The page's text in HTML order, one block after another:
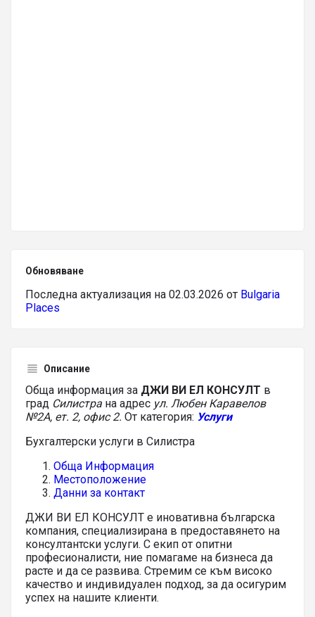
Обновяване
Последна актуализация на 02.03.2026 от Bulgaria
Places
Описание
Обща информация за ДЖИ ВИ ЕЛ КОНСУЛТ в
град Силистра на адрес ул. Любен Каравелов
№2А, ет. 2, офис 2. От категория: Услуги
Бухгалтерски услуги в Силистра
Обща Информация
Местоположение
Данни за контакт
ДЖИ ВИ ЕЛ КОНСУЛТ е иновативна българска
компания, специализирана в предоставянето на
консултантски услуги. С екип от опитни
професионалисти, ние помагаме на бизнеса да
расте и да се развива. Стремим се към високо
качество и индивидуален подход, за да осигурим
успех на нашите клиенти.